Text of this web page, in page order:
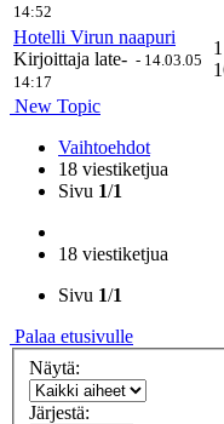
14:52
Hotelli Virun naapuri
Kirjoittaja late- - 14.03.05
14:17
New Topic
Vaihtoehdot
18 viestiketjua
Sivu 1/1
18 viestiketjua
Sivu 1/1
Palaa etusivulle
Näytä:
Järjestä: